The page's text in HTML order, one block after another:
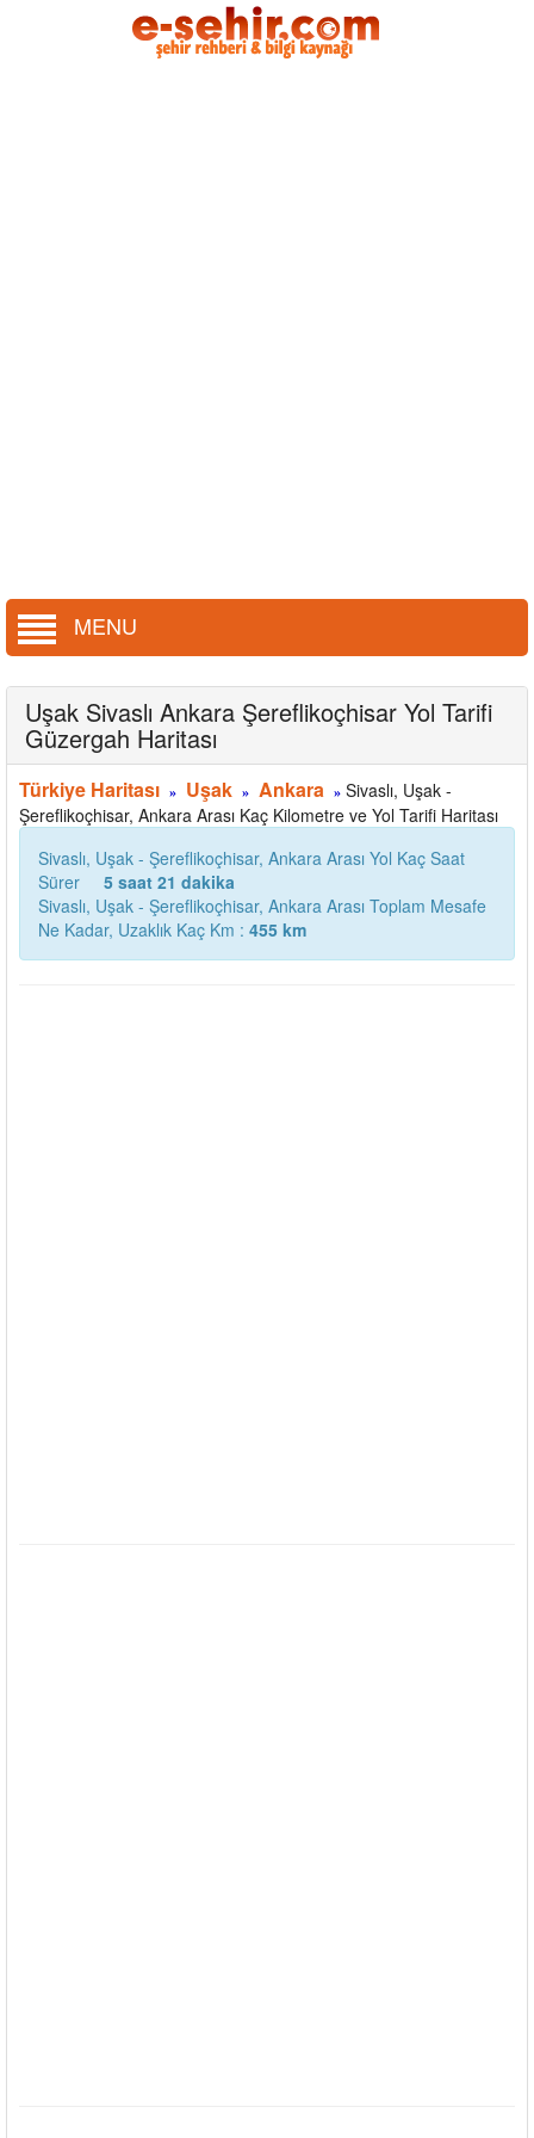
MENU
Uşak Sivaslı Ankara Şereflikoçhisar Yol Tarifi
Güzergah Haritası
Türkiye Haritası » Uşak » Ankara » Sivaslı, Uşak -
Şereflikoçhisar, Ankara Arası Kaç Kilometre ve Yol Tarifi Haritası
Sivaslı, Uşak - Şereflikoçhisar, Ankara Arası Yol Kaç Saat
Sürer
5 saat 21 dakika
Sivaslı, Uşak - Şereflikoçhisar, Ankara Arası Toplam Mesafe
Ne Kadar, Uzaklık Kaç Km : 455 km